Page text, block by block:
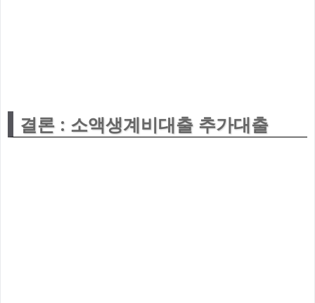
결론 : 소액생계비대출 추가대출